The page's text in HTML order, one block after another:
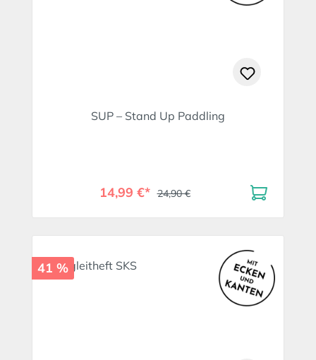
SUP – Stand Up Paddling
14,99 €* 24,90 €
41 %